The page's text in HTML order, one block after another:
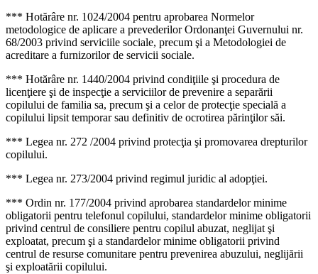
*** Hotărâre nr. 1024/2004 pentru aprobarea Normelor
metodologice de aplicare a prevederilor Ordonanţei Guvernului nr.
68/2003 privind serviciile sociale, precum şi a Metodologiei de
acreditare a furnizorilor de servicii sociale.
*** Hotărâre nr. 1440/2004 privind condiţiile şi procedura de
licenţiere şi de inspecţie a serviciilor de prevenire a separării
copilului de familia sa, precum şi a celor de protecţie specială a
copilului lipsit temporar sau definitiv de ocrotirea părinţilor săi.
*** Legea nr. 272 /2004 privind protecţia şi promovarea drepturilor
copilului.
*** Legea nr. 273/2004 privind regimul juridic al adopţiei.
*** Ordin nr. 177/2004 privind aprobarea standardelor minime
obligatorii pentru telefonul copilului, standardelor minime obligatorii
privind centrul de consiliere pentru copilul abuzat, neglijat şi
exploatat, precum şi a standardelor minime obligatorii privind
centrul de resurse comunitare pentru prevenirea abuzului, neglijării
şi exploatării copilului.